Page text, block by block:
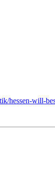
hessen-will-